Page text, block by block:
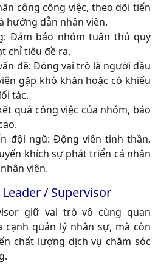
công công việc, theo dõi tiến
hướng dẫn nhân viên.
Đảm bảo nhóm tuân thủ quy
chỉ tiêu đề ra.
đề: Đóng vai trò là người đầu
gặp khó khăn hoặc có khiếu
tác.
quả công việc của nhóm, báo
đội ngũ: Động viên tinh thần,
khích sự phát triển cá nhân
viên.
/ Supervisor
giữ vai trò vô cùng quan
quản lý nhân sự, mà còn
chất lượng dịch vụ chăm sóc